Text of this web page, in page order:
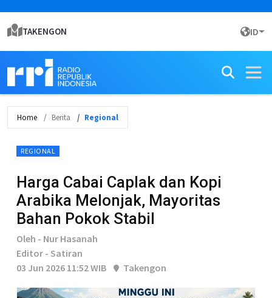
TAKENGON ID
Home Berita Regional
REGIONAL
Harga Cabai Caplak dan Kopi
Arabika Melonjak, Mayoritas
Bahan Pokok Stabil
Oleh - Nur Hasanah
Editor - Satiran
03 Jun 2026 11:52 WIB
Takengon